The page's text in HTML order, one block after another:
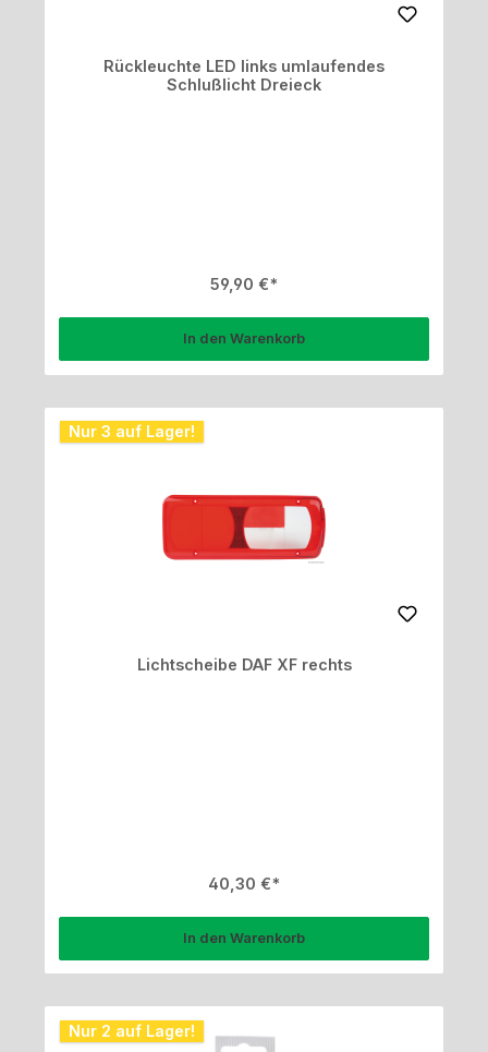
Rückleuchte LED links umlaufendes
Schlußlicht Dreieck
Regulärer Preis:
59,90 €
In den Warenkorb
Nur 3 auf Lager!
Lichtscheibe DAF XF rechts
Regulärer Preis:
40,30 €
In den Warenkorb
Nur 2 auf Lager!